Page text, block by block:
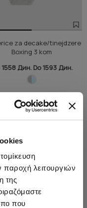
παροχή λειτουργιών
της
που
za decake/tinejdzere
Boxing 3 kom
1558 Дин. Do 1593 Дин.